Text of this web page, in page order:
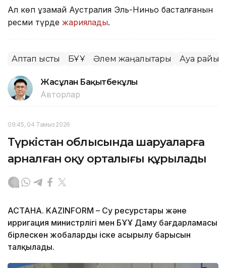
Ал көп ұзамай Аустралия Эль-Ниньо басталғанын
ресми түрде жариялады.
Аптап ыстық БҰҰ Әлем жаңалықтары Ауа райы
Жасұлан Бақытбекұлы
Авторлар
09:45, 04 Тамыз 2026
Түркістан облысында шаруаларға
арналған оқу орталығы құрылады
АСТАНА. KAZINFORM – Су ресурстары және
ирригация министрлігі мен БҰҰ Даму бағдарламасы
бірлескен жобалардың іске асырылу барысын
талқылады.